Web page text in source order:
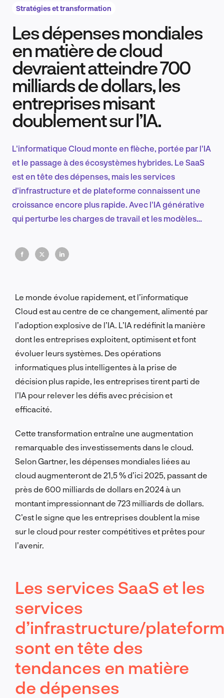
Recherche et conception produit
Tendances sectorielles
FR
Stratégies et transformation
Les dépenses mondiales
en matière de cloud
devraient atteindre 700
milliards de dollars, les
entreprises misant
doublement sur l’IA.
L'informatique Cloud monte en flèche, portée par l'IA
et le passage à des écosystèmes hybrides. Le SaaS
est en tête des dépenses, mais les services
d'infrastructure et de plateforme connaissent une
croissance encore plus rapide. Avec l'IA générative
qui perturbe les charges de travail et les modèles
redéfinissent la façon dont elles évoluent, innovent
et restent compétitives.
Le monde évolue rapidement, et l’informatique
Cloud est au centre de ce changement, alimenté par
l’adoption explosive de l’IA. L’IA redéfinit la manière
dont les entreprises exploitent, optimisent et font
évoluer leurs systèmes. Des opérations
informatiques plus intelligentes à la prise de
décision plus rapide, les entreprises tirent parti de
l’IA pour relever les défis avec précision et
efficacité.
Cette transformation entraîne une augmentation
remarquable des investissements dans le cloud.
Selon Gartner, les dépenses mondiales liées au
cloud augmenteront de 21,5 % d’ici 2025, passant de
près de 600 milliards de dollars en 2024 à un
montant impressionnant de 723 milliards de dollars.
C’est le signe que les entreprises doublent la mise
sur le cloud pour rester compétitives et prêtes pour
l’avenir.
Les services SaaS et les
services
d’infrastructure/
sont en tête des
tendances en matière
de dépenses